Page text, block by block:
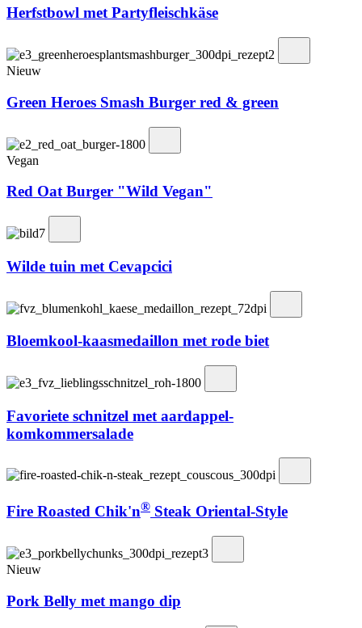
Herfstbowl met Partyfleischkäse
Nieuw
Green Heroes Smash Burger red & green
Vegan
Red Oat Burger "Wild Vegan"
Wilde tuin met Cevapcici
Bloemkool-kaasmedaillon met rode biet
Favoriete schnitzel met aardappel-
komkommersalade
Fire Roasted Chik'n® Steak Oriental-Style
Nieuw
Pork Belly met mango dip